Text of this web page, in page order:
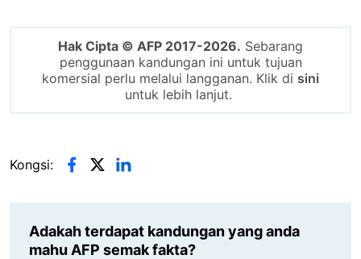
Hak Cipta © AFP 2017-2026. Sebarang
penggunaan kandungan ini untuk tujuan
komersial perlu melalui langganan. Klik di sini
untuk lebih lanjut.
Kongsi:
Adakah terdapat kandungan yang anda
mahu AFP semak fakta?